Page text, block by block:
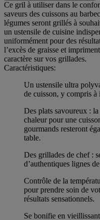
Ce gril à utiliser dans le
saveurs des cuissons au
légumes seront grillés à
un ustensile de cuisine
uniformément pour des
l’excès de graisse et
caractère sur vos grillades.
Caractéristiques:
Un ustensile ultra
de cuisson, y compris
Des plats savoureux :
chaleur pour une
gourmands resteront
table.
Des grillades de chef :
d’authentiques lignes
Contrôle de la
pour prendre soin de
résultats sensationnels.
Se bonifie en